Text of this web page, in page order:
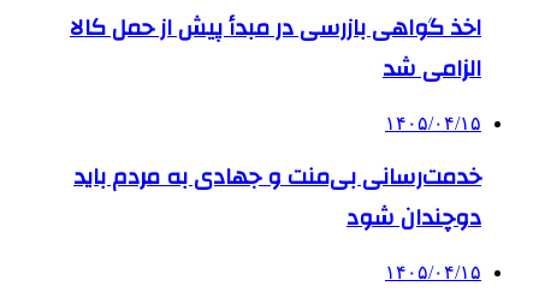
اخذ گواهی بازرسی در مبدأ پیش از حمل کالا
الزامی شد
۱۴۰۵/۰۴/۱۵
خدمت‌رسانی بی‌منت و جهادی به مردم باید
دوچندان شود
۱۴۰۵/۰۴/۱۵